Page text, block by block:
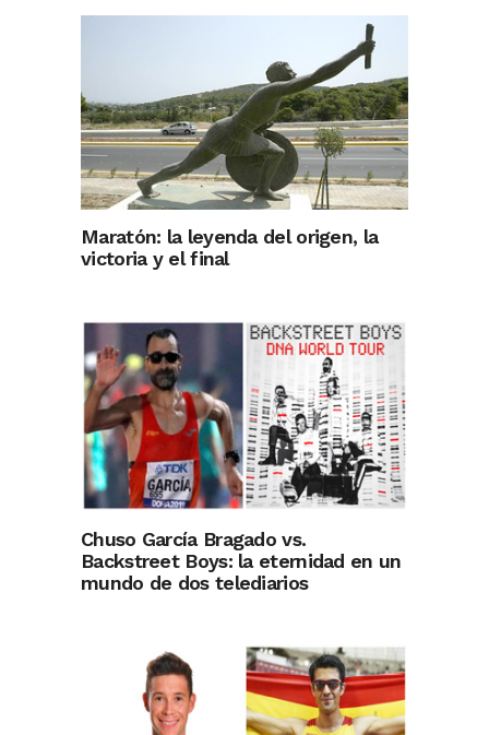
Maratón: la leyenda del origen, la
victoria y el final
Chuso García Bragado vs.
Backstreet Boys: la eternidad en un
mundo de dos telediarios